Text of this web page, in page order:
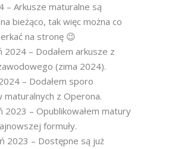
– Arkusze maturalne są
bieżąco, tak więc można co
na stronę 😉
2024 – Dodałem arkusze z
(zima 2024).
– Dodałem sporo
maturalnych z Operona.
2023 – Opublikowałem matury
formuły.
2023 – Dostępne są już